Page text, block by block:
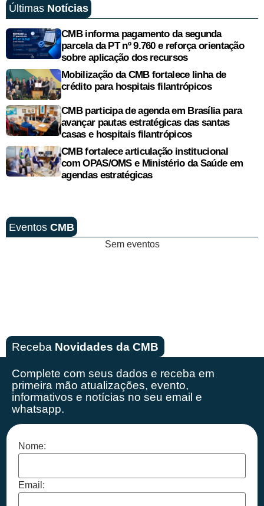
Últimas Notícias
CMB informa pagamento da segunda
parcela da PT nº 9.760 e reforça orientação
sobre aplicação dos recursos
Mobilização da CMB fortalece linha de
crédito para hospitais filantrópicos
CMB participa de agenda em Brasília para
avançar pautas estratégicas das santas
casas e hospitais filantrópicos
CMB fortalece articulação institucional
com OPAS/OMS e Ministério da Saúde em
agendas estratégicas
Eventos CMB
Sem eventos
Receba Novidades da CMB
Complete com seus dados e receba em
primeira mão atualizações, evento,
informativos e notícias no seu email e
whatsapp.
Nome:
Email: